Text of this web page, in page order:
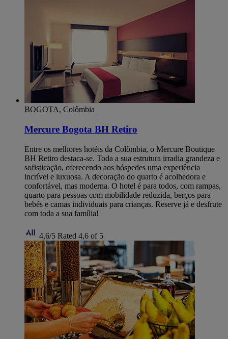
BOGOTA, Colômbia
Mercure Bogota BH Retiro
Entre os melhores hotéis da Colômbia, o Mercure Boutique
BH Retiro destaca-se. Toda a sua estrutura irradia grandeza e
sofisticação, oferecendo aos hóspedes uma experiência
incrível e luxuosa. A decoração do quarto é acolhedora e
confortável, mas moderna. O hotel é para todos, com rampas,
quarto para pessoas com mobilidade reduzida, berços para
bebés e camas individuais para crianças. Reserve já e desfrute
com toda a sua família!
4,6/5 Rated 4,6 of 5